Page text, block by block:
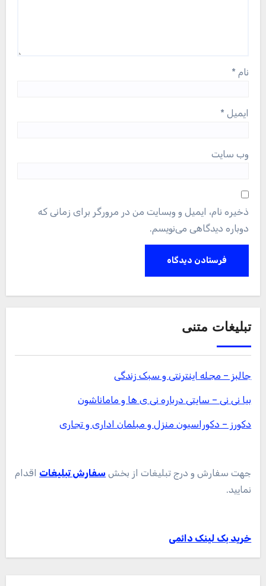
نام *
ایمیل *
وب‌ سایت
ذخیره نام، ایمیل و وبسایت من در مرورگر برای زمانی که
دوباره دیدگاهی می‌نویسم.
تبلیغات متنی
جالبز – مجله اینترنتی و سبک زندگی
بیا نی نی – سایتی درباره نی ی ها و ماماناشون
دکورز – دکوراسیون منزل و مبلمان اداری و تجاری
جهت سفارش و درج تبلیغات از بخش سفارش تبلیغات اقدام
نمایید.
خرید بک لینک دائمی